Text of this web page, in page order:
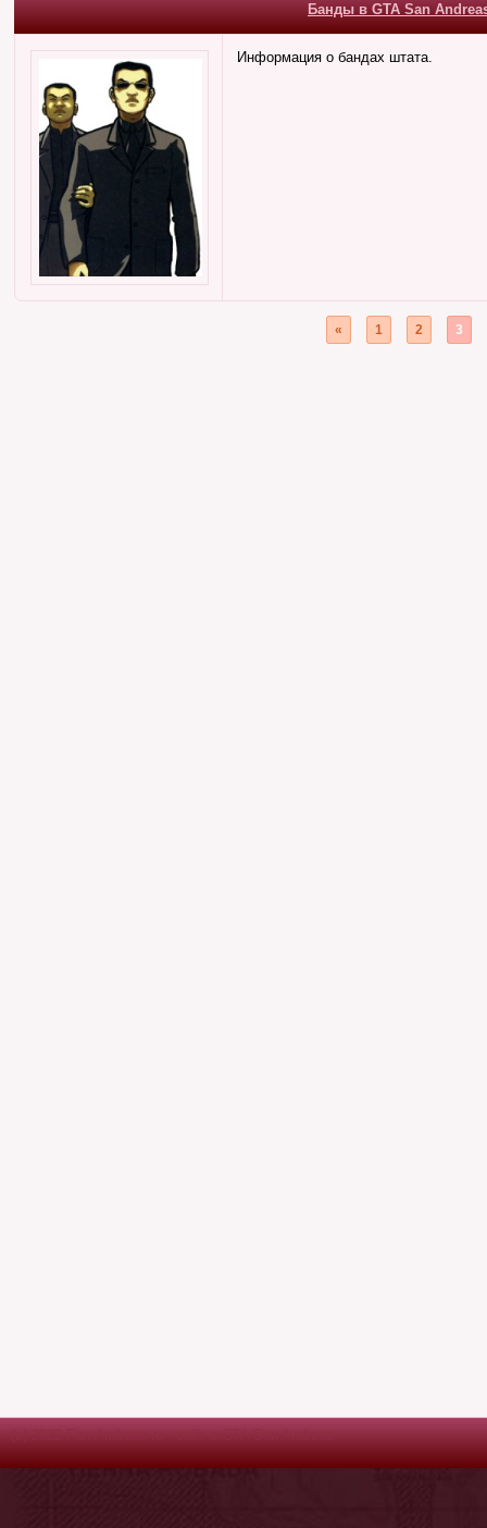
Банды в GTA San
Информация о бандах штата.
« 1 2 3